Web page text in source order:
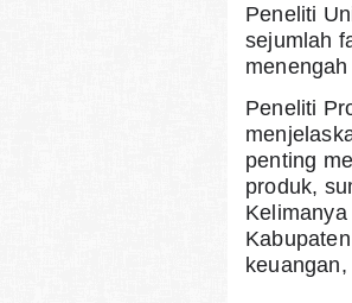
Peneliti
sejumlah
Peneliti
penting
produk,